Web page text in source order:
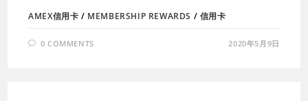
AMEX信用卡 / MEMBERSHIP REWARDS / 信用卡
0 COMMENTS 2020年5月9日